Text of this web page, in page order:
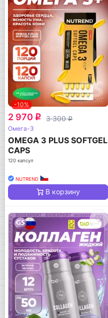
-10%
2 970 q 3 300q
Омега-3
OMEGA 3 PLUS SOFTGEL
CAPS
120 капсул
NUTREND
В корзину